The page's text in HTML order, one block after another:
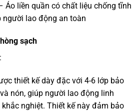
Áo liền quần có chất liệu chống tĩnh
người lao động an toàn
sạch
thiết kế dày đặc với 4-6 lớp bảo
nón, giúp người lao động linh
nghiệt. Thiết kế này đảm bảo